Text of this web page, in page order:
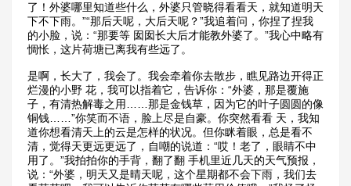
了！外婆哪里知道些什么，外婆只管晓得看看天，就知道明天
下不下雨。”“那后天呢，大后天呢？”我追着问，你捏了捏我
的小脸，说：“那要等 囡囡长大后才能教外婆了。”我心中略有
惆怅，这片荷塘已离我有些远了。
是啊，长大了，我会了。我会牵着你去散步，瞧见路边开得正
烂漫的小野 花，我可以指着它，告诉你：“外婆，那是覆施
子，有清热解毒之用……那是金钱草，因为它的叶子圆圆的像
铜钱……”你笑而不语，脸上尽是自豪。你突然看看 天，我知
道你想看清天上的云是怎样的状况。但你眯着眼，总是看不
清，觉得天更远更远了，自嘲的说道：“哎！老了，眼睛不中
用了。”我拍拍你的手背，翻了翻 手机里近几天的天气预报，
说：“外婆，明天又是晴天呢，这个星期都不会下雨，我们去